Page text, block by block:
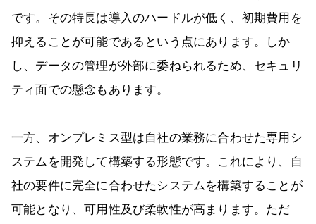
です。その特長は導入のハードルが低く、初期費用を
抑えることが可能であるという点にあります。しか
し、データの管理が外部に委ねられるため、セキュリ
ティ面での懸念もあります。
一方、オンプレミス型は自社の業務に合わせた専用シ
ステムを開発して構築する形態です。これにより、自
社の要件に完全に合わせたシステムを構築することが
可能となり、可用性及び柔軟性が高まります。ただ